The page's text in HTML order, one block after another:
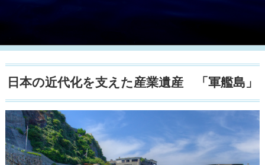
日本の近代化を支えた産業遺産 「軍艦島」